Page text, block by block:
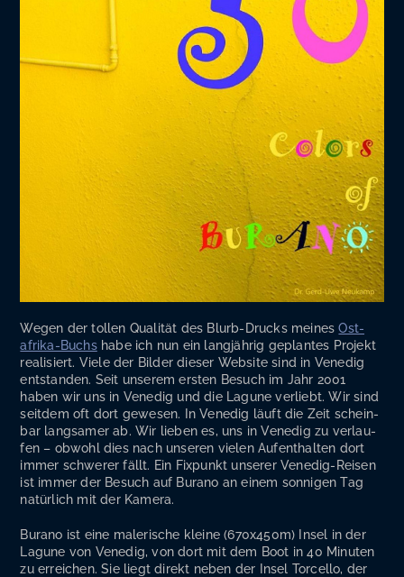
Wegen der tol­len Qua­li­tät des Blurb-Drucks mei­nesOst­
afri­ka-Buchshabe ich nun ein lang­jäh­rig geplan­tes Pro­jekt
rea­li­siert. Vie­le der Bil­der die­ser Web­site sind in Vene­dig
ent­stan­den. Seit unse­rem ers­ten Besuch im Jahr 2001
haben wir uns in Vene­dig und die Lagu­ne ver­liebt. Wir sind
seit­dem oft dort gewe­sen. In Vene­dig läuft die Zeit schein­
bar lang­sa­mer ab. Wir lie­ben es, uns in Vene­dig zu ver­lau­
fen – obwohl dies nach unse­ren vie­len Auf­ent­hal­ten dort
immer schwe­rer fällt. Ein Fix­punkt unse­rer Vene­dig-Rei­sen
ist immer der Besuch auf Bura­no an einem son­ni­gen Tag
natür­lich mit der Kamera.
Bura­no ist eine male­ri­sche klei­ne (670x450m) Insel in der
Lagu­ne von Vene­dig, von dort mit dem Boot in 40 Minu­ten
zu errei­chen. Sie liegt direkt neben der Insel Tor­cel­lo, der